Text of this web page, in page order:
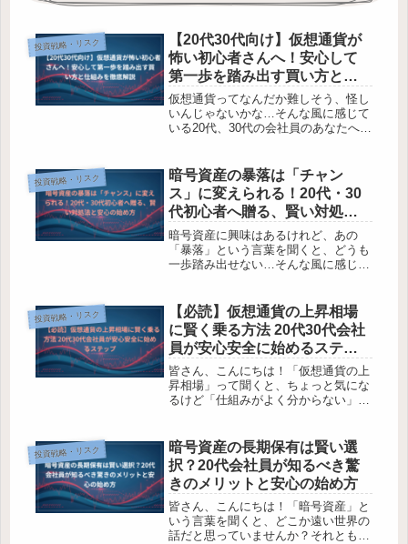
投資戦略・リスク
【20代30代向け】仮想通貨が
怖い初心者さんへ！安心して
第一歩を踏み出す買い方と仕
組みを徹底解説
仮想通貨ってなんだか難しそう、怪し
いんじゃないかな…そんな風に感じて
いる20代、30代の会社員のあなたへ。
ち、とてもよく分かります。私も最初
はそうでしたから。でも大丈夫。こ...
投資戦略・リスク
暗号資産の暴落は「チャン
ス」に変えられる！20代・30
代初心者へ贈る、賢い対処法
と安心の始め方
暗号資産に興味はあるけれど、あの
「暴落」という言葉を聞くと、どうも
一歩踏み出せない…そんな風に感じて
ら、安心したいし、できれば損なんて
したくない。このガイドでは、暗号
資...
投資戦略・リスク
【必読】仮想通貨の上昇相場
に賢く乗る方法 20代30代会社
員が安心安全に始めるステッ
プ
皆さん、こんにちは！「仮想通貨の上
昇相場」って聞くと、ちょっと気にな
るけど「仕組みがよく分からない」
の皆さんの中には、将来に向けて何か
新しい投資を始めたい、でも何から
手...
投資戦略・リスク
暗号資産の長期保有は賢い選
択？20代会社員が知るべき驚
きのメリットと安心の始め方
皆さん、こんにちは！「暗号資産」と
いう言葉を聞くと、どこか遠い世界の
話だと思っていませんか？それとも、